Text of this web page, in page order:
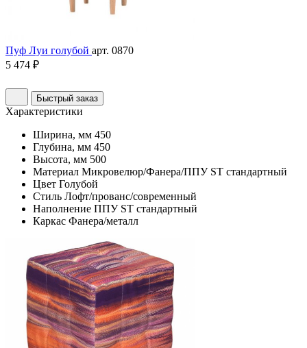
Пуф Луи голубой арт. 0870
5 474 ₽
Быстрый заказ
Характеристики
Ширина, мм 450
Глубина, мм 450
Высота, мм 500
Материал Микровелюр/Фанера/ППУ ST стандартный
Цвет Голубой
Стиль Лофт/прованс/современный
Наполнение ППУ ST стандартный
Каркас Фанера/металл